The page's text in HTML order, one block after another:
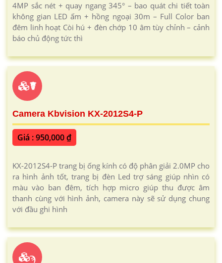
4MP sắc nét + quay ngang 345° – bao quát chi tiết toàn
không gian LED ấm + hồng ngoại 30m – Full Color ban
đêm linh hoạt Còi hú + đèn chớp 10 âm tùy chỉnh – cảnh
báo chủ động tức thì
☤
Camera Kbvision KX-2012S4-P
Giá : 950,000 ₫
KX-2012S4-P trang bị ống kính có độ phân giải 2.0MP cho
ra hình ảnh tốt, trang bị đèn Led trợ sáng giúp nhìn có
màu vào ban đêm, tích hợp micro giúp thu được âm
thanh cùng với hình ảnh, camera này sẽ sử dụng chung
với đầu ghi hình
ϡ